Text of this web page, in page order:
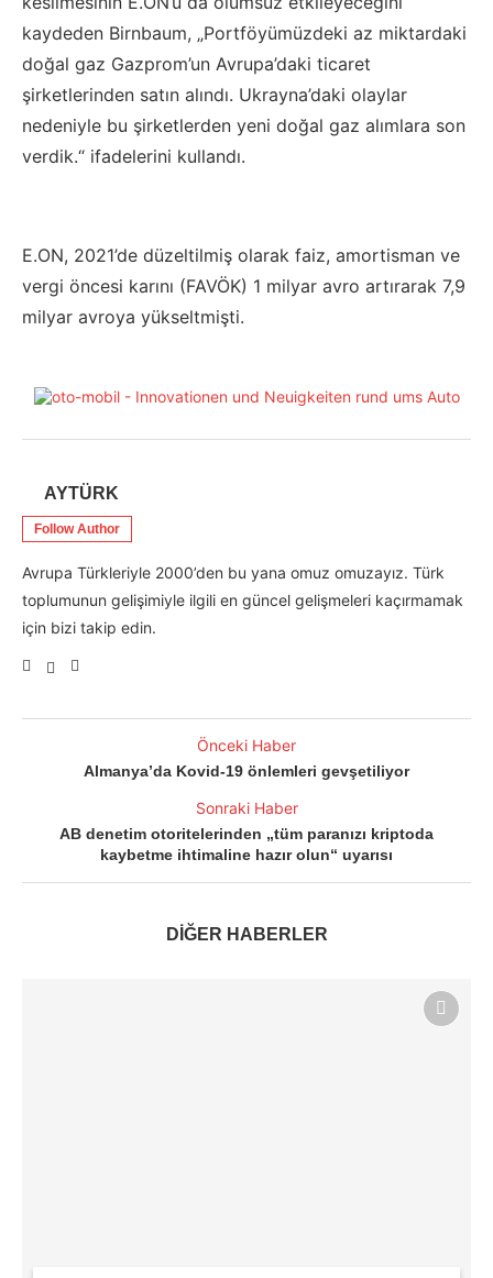
kaydeden Birnbaum, „Portföyümüzdeki az miktardaki
doğal gaz Gazprom’un Avrupa’daki ticaret
şirketlerinden satın alındı. Ukrayna’daki olaylar
nedeniyle bu şirketlerden yeni doğal gaz alımlara son
verdik.“ ifadelerini kullandı.
E.ON, 2021’de düzeltilmiş olarak faiz, amortisman ve
vergi öncesi karını (FAVÖK) 1 milyar avro artırarak 7,9
milyar avroya yükseltmişti.
AYTÜRK
Follow Author
Avrupa Türkleriyle 2000’den bu yana omuz omuzayız. Türk
toplumunun gelişimiyle ilgili en güncel gelişmeleri kaçırmamak
için bizi takip edin.
Önceki Haber
Almanya’da Kovid-19 önlemleri gevşetiliyor
Sonraki Haber
AB denetim otoritelerinden „tüm paranızı kriptoda
kaybetme ihtimaline hazır olun“ uyarısı
DİĞER HABERLER